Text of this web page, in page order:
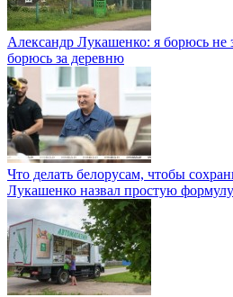
Александр Лукашенко: я борюсь не
борюсь за деревню
Что делать белорусам, чтобы
Лукашенко назвал простую формулу